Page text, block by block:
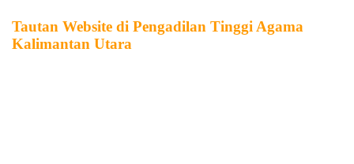
Tautan Website di Pengadilan Tinggi Agama
Kalimantan Utara